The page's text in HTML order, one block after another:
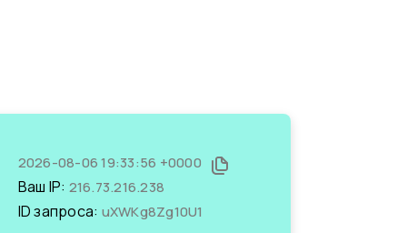
2026-08-06 19:33:56 +0000
Ваш IP: 216.73.216.238
ID запроса: uXWKg8Zg10U1